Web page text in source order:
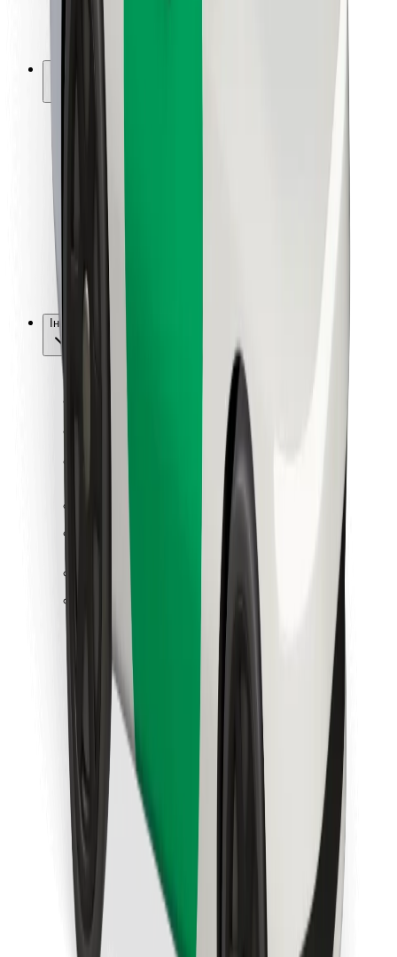
Аеропорти
Зарядні станції Bolt
Для пасажирів
Для водіїв
Доставка Bolt Food
Для власників автопарків
Для ресторанів
Bolt for Business
Інше
Постачальникам
Правила та Умови
Замовляй поїздку за лічені хвилини!
Завантажити застосунок Bolt
Знайди твою улюблену страву чи їжу!
Завантажити застосунок Bolt Food